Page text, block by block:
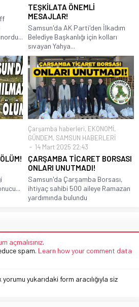
TEŞKİLATA ÖNEMLİ
MESAJLAR!
Samsun'da AK Parti'den İlkadım
Belediye Başkanlığı için kolları
sıvayan Yahya...
Çarşamba haberleri, EKONOMİ,
GÜNDEM, SAMSUN HABERLERİ
14 Mart 2025 22:43
ÇARŞAMBA TİCARET BORSASI
ONLARI UNUTMADI!
Samsun'da Çarşamba Borsası,
ihtiyaç sahibi 500 aileye Ramazan
yardımında bulundu
açmalısınız.
spam. Learn how your comment data
yorumu yukarıdaki form aracılığıyla siz